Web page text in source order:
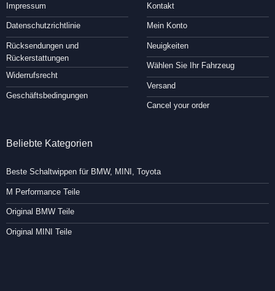
Impressum
Datenschutzrichtlinie
Rücksendungen und
Rückerstattungen
Widerrufsrecht
Geschäftsbedingungen
Kontakt
Mein Konto
Neuigkeiten
Wählen Sie Ihr Fahrzeug
Versand
Cancel your order
Beliebte Kategorien
Beste Schaltwippen für BMW, MINI, Toyota
M Performance Teile
Original BMW Teile
Original MINI Teile